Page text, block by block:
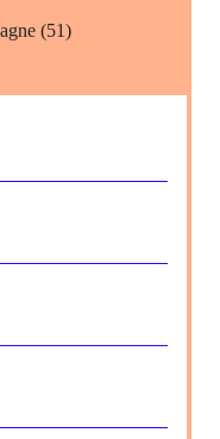
(51)